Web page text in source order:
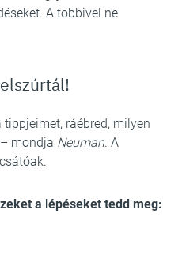
A többivel ne
ráébred, milyen
mondja Neuman. A
a lépéseket tedd meg: